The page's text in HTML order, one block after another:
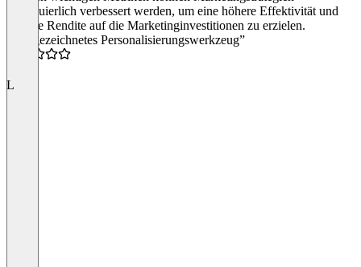
kontinuierlich verbessert werden, um eine höhere Effektivität und
bessere Rendite auf die Marketinginvestitionen zu erzielen.
“Ausgezeichnetes Personalisierungswerkzeug”
L